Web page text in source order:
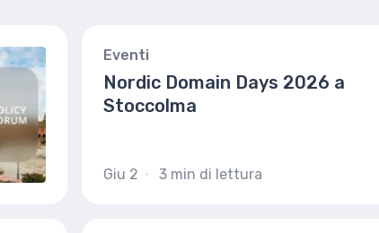
Eventi
Nordic Domain Days 2026 a
Stoccolma
Giu 2 3 min di lettura